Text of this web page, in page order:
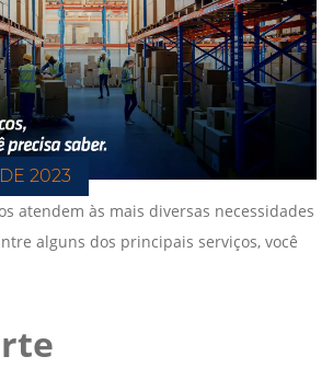
2023
atendem às mais diversas necessidades
alguns dos principais serviços, você